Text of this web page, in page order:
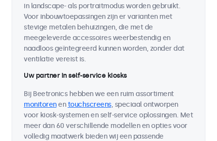
in landscape- als portraitmodus worden gebruikt.
Voor inbouwtoepassingen zijn er varianten met
stevige metalen behuizingen, die met de
meegeleverde accessoires weerbestendig en
naadloos geïntegreerd kunnen worden, zonder dat
ventilatie vereist is.
Uw partner in self-service kiosks
Bij Beetronics hebben we een ruim assortiment
monitorenentouchscreens, speciaal ontworpen
voor kiosk-systemen en self-service oplossingen. Met
meer dan 60 verschillende modellen en opties voor
volledig maatwerk bieden wij een passende